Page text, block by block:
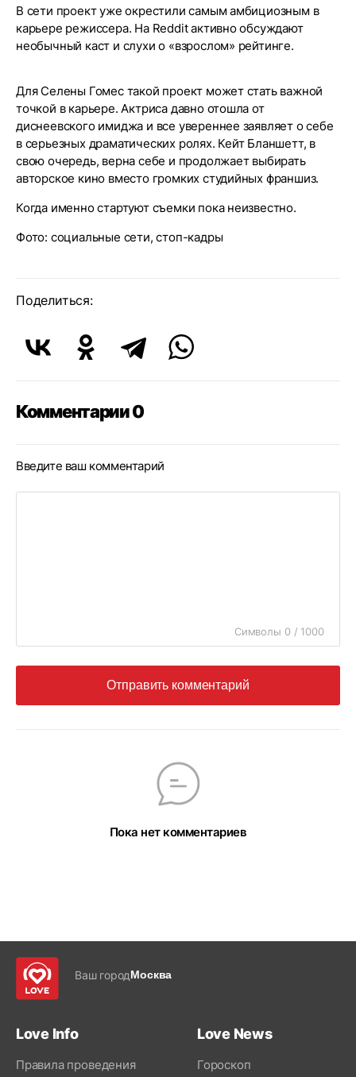
В сети проект уже окрестили самым амбициозным в
карьере режиссера. На Reddit активно обсуждают
необычный каст и слухи о «взрослом» рейтинге.
Для Селены Гомес такой проект может стать важной
точкой в карьере. Актриса давно отошла от
диснеевского имиджа и все увереннее заявляет о себе
в серьезных драматических ролях. Кейт Бланшетт, в
свою очередь, верна себе и продолжает выбирать
авторское кино вместо громких студийных франшиз.
Когда именно стартуют съемки пока неизвестно.
Фото: социальные сети, стоп-кадры
Поделиться:
Комментарии 0
Введите ваш комментарий
Символы 0 / 1000
Отправить комментарий
Пока нет комментариев
Ваш городМосква
Love Info
Правила проведения
Love News
Гороскоп